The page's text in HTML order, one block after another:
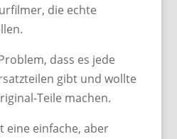
die echte
dass es jede
gibt und wollte
Teile machen.
eine einfache, aber